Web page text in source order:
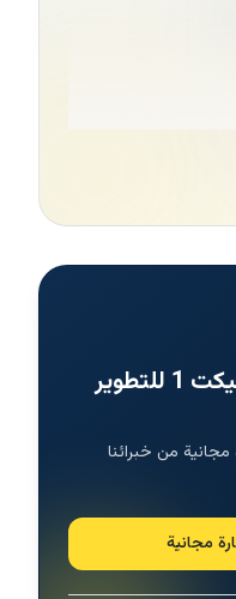
مهتم بشراء عقار في اوبجيكت 1 للتطوير
مجانية من خبرائنا
مجانية